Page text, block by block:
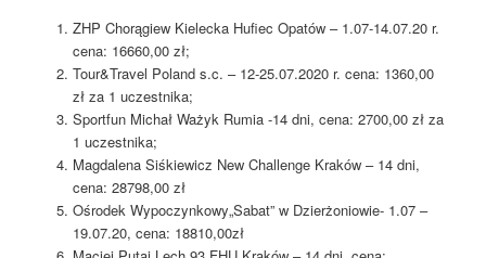
ZHP Chorągiew Kielecka Hufiec Opatów – 1.07-14.07.20 r.
cena: 16660,00 zł;
Tour&Travel Poland s.c. – 12-25.07.2020 r. cena: 1360,00
zł za 1 uczestnika;
Sportfun Michał Ważyk Rumia -14 dni, cena: 2700,00 zł za
1 uczestnika;
Magdalena Siśkiewicz New Challenge Kraków – 14 dni,
cena: 28798,00 zł
Ośrodek Wypoczynkowy„Sabat” w Dzierżoniowie- 1.07 –
19.07.20, cena: 18810,00zł